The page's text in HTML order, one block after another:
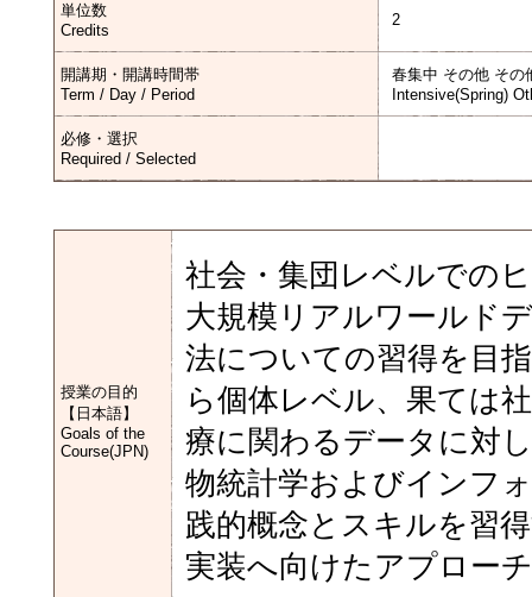
単位数
Credits
2
開講期・開講時間帯
Term / Day / Period
春集中 その他 その
Intensive(Spring)
必修・選択
Required / Selected
授業の目的
【日本語】
Goals of the
Course(JPN)
社会・集団レベルでの
大規模リアルワールド
法についての習得を目
ら個体レベル、果ては
療に関わるデータに対
物統計学およびインフ
践的概念とスキルを習
実装へ向けたアプロー